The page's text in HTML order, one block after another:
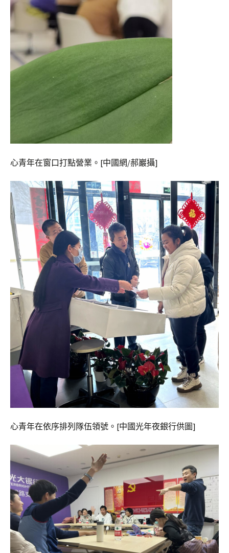
心青年在窗口打點營業。[中國網/郝巖攝]
心青年在依序排列隊伍領號。[中國光年夜銀行供圖]